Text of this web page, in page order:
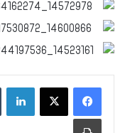
لينكدإن
طباعة